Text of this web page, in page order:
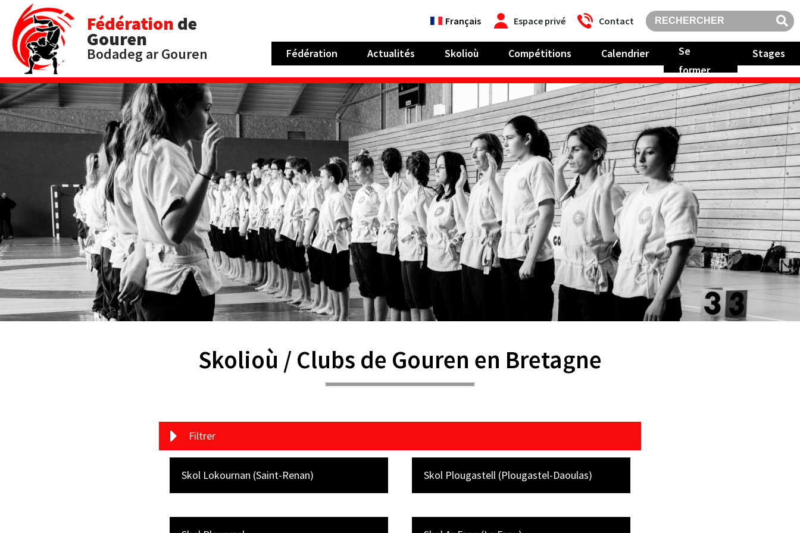
Fédération de
Gouren
Bodadeg ar Gouren
Français Espace privé Contact
Fédération Actualités Skolioù Compétitions Calendrier
Se
former
Stages
Skolioù / Clubs de Gouren en Bretagne
Filtrer
Skol Lokournan (Saint-Renan) Skol Plougastell (Plougastel-Daoulas)